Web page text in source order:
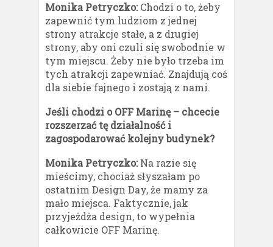
Monika Petryczko:Chodzi o to, żeby
zapewnić tym ludziom z jednej
strony atrakcje stałe, a z drugiej
strony, aby oni czuli się swobodnie w
tym miejscu. Żeby nie było trzeba im
tych atrakcji zapewniać. Znajdują coś
dla siebie fajnego i zostają z nami.
Jeśli chodzi o OFF Marinę – chcecie
rozszerzać tę działalność i
zagospodarować kolejny budynek?
Monika Petryczko:Na razie się
mieścimy, chociaż słyszałam po
ostatnim Design Day, że mamy za
mało miejsca. Faktycznie, jak
przyjeżdża design, to wypełnia
całkowicie OFF Marinę.